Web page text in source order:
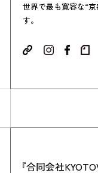
世界で最も寛容な“
す。
『合同会社